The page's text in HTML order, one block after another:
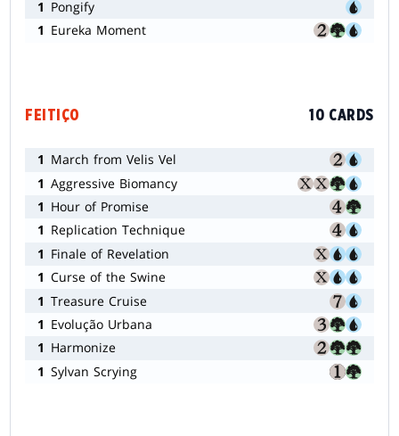
1 Pongify
1 Eureka Moment
FEITIÇO 10 CARDS
1 March from Velis Vel
1 Aggressive Biomancy
1 Hour of Promise
1 Replication Technique
1 Finale of Revelation
1 Curse of the Swine
1 Treasure Cruise
1 Evolução Urbana
1 Harmonize
1 Sylvan Scrying